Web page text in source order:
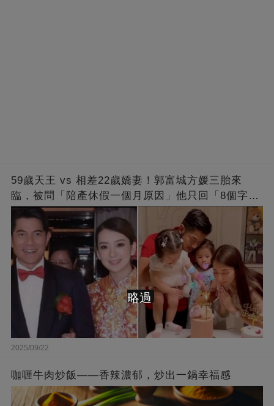
59歲天王 vs 相差22歲嬌妻！郭富城方媛三胎來
臨，被問「陪產休假一個月原因」他只回「8個字」
被贊爆
2025/09/22
咖喱牛肉炒飯——香辣濃郁，炒出一鍋幸福感
略過